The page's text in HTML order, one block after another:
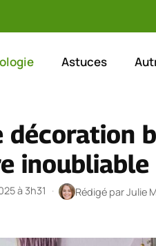
Astuces
décoration
inoubliable
à 3h31 · Rédigé parJulie